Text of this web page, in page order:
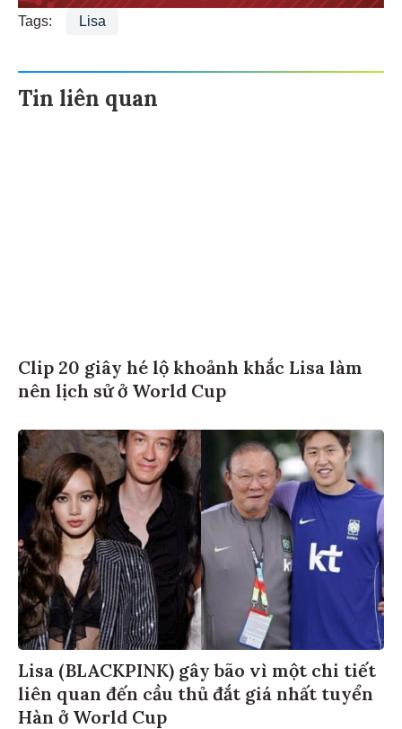
Tags: Lisa
Tin liên quan
Clip 20 giây hé lộ khoảnh khắc Lisa làm
nên lịch sử ở World Cup
Lisa (BLACKPINK) gây bão vì một chi tiết
liên quan đến cầu thủ đắt giá nhất tuyển
Hàn ở World Cup